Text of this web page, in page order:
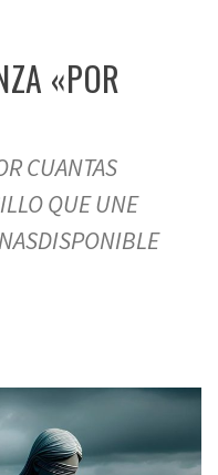
«POR
CUANTAS
QUE UNE